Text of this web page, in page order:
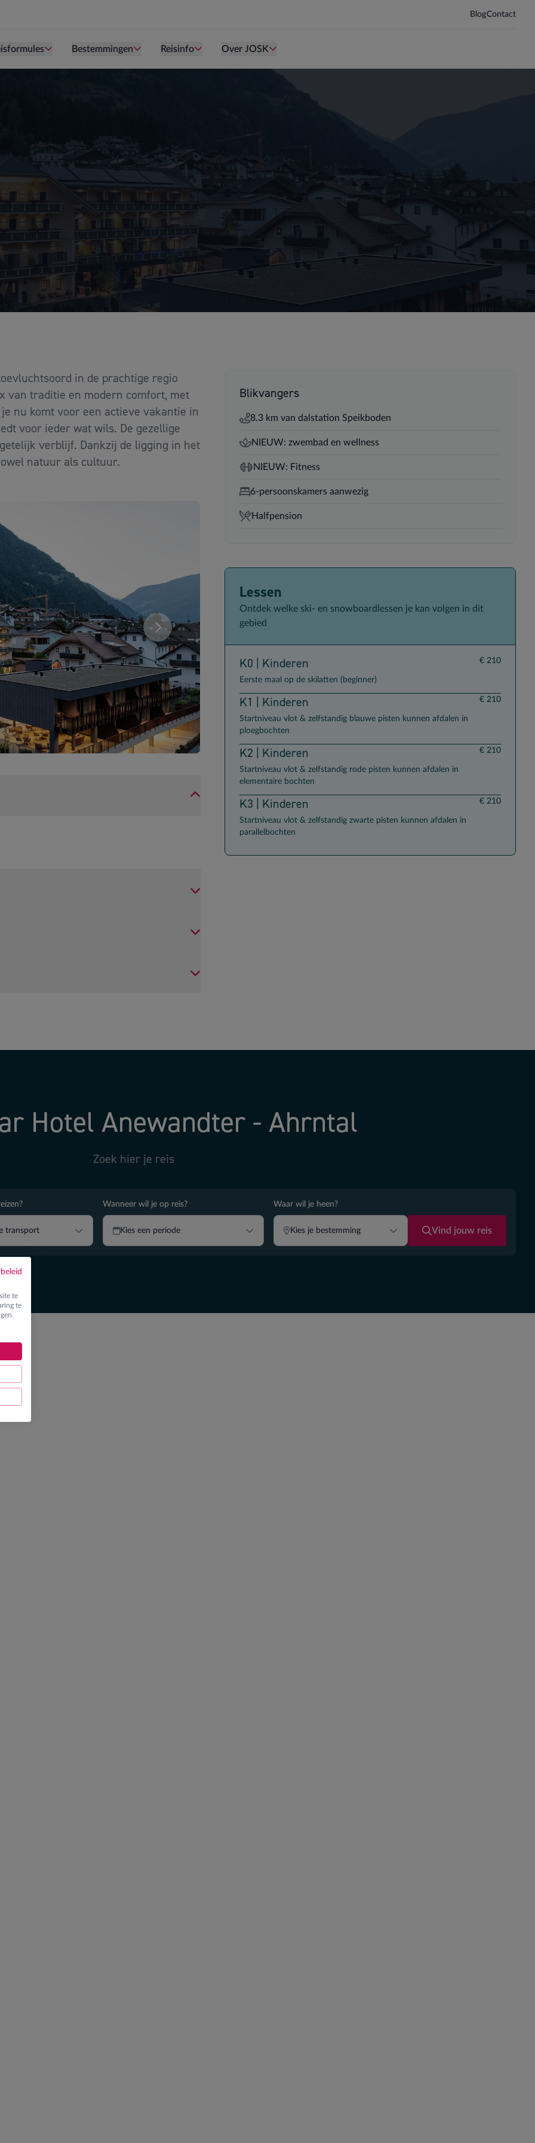
te
te
BlogContact
Persoon is te oud kind te zijn.
Bestemmingen Persoon is te oud kind te zijn.
Reisinfo Persoon is te oud kind te zijn.
Over JOSK
in de prachtige regio
van traditie en modern comfort, met
nu komt voor een actieve vakantie in
voor ieder wat wils. De gezellige
verblijf. Dankzij de ligging in het
natuur als cultuur.
samenstelling. U kan uw kamersamenstelling wijzigen.Vergelijk de verschillende transportopties
Blikvangers
8.3 km van dalstation Speikboden
NIEUW: zwembad en wellness
NIEUW: Fitness
6-persoonskamers aanwezig
Halfpension
Lessen
Ontdek welke ski- en snowboardlessen je kan volgen in dit
gebied
K0 | Kinderen
Eerste maal op de skilatten (beginner)
€ 210
K1 | Kinderen
Startniveau vlot & zelfstandig blauwe pisten kunnen afdalen in
ploegbochten
€ 210
K2 | Kinderen
Startniveau vlot & zelfstandig rode pisten kunnen afdalen in
elementaire bochten
€ 210
K3 | Kinderen
Startniveau vlot & zelfstandig zwarte pisten kunnen afdalen in
parallelbochten
€ 210
Hotel Anewandter - Ahrntal
Zoek hier je reis
transport
Wanneer wil je op reis?
Kies een periode
Waar wil je heen?
Kies je bestemming Vind jouw reis